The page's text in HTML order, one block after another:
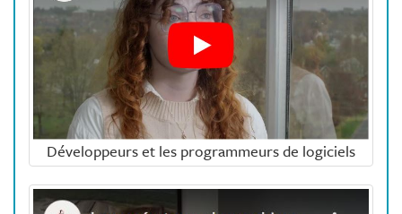
Développeurs et les programmeurs de logiciels